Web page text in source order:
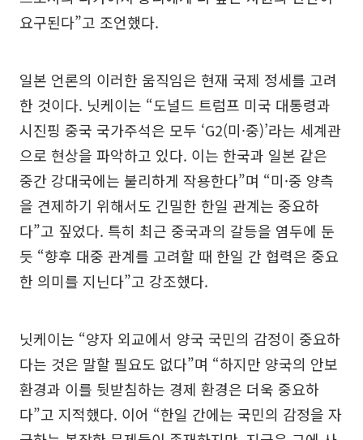
요구된다”고 조언했다.
일본 언론의 이러한 움직임은 현재 국제 정세를 고려
한 것이다. 닛케이는 “도널드 트럼프 미국 대통령과
시진핑 중국 국가주석은 모두 ‘G2(미·중)’라는 세계관
으로 현상을 파악하고 있다. 이는 한국과 일본 같은
중간 강대국에는 불리하게 작용한다”며 “미·중 양측
을 견제하기 위해서도 긴밀한 한일 관계는 중요하
다”고 짚었다. 특히 최근 중국과의 갈등을 염두에 둔
듯 “향후 대중 관계를 고려할 때 한일 간 협력은 중요
한 의미를 지닌다”고 강조했다.
닛케이는 “양자 외교에서 양국 국민의 감정이 중요하
다는 것은 말할 필요도 없다”며 “하지만 양국의 안보
환경과 이를 뒷받침하는 경제 환경은 더욱 중요하
다”고 지적했다. 이어 “한일 간에는 국민의 감정을 자